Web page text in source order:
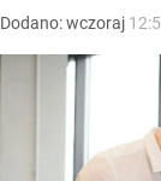
Dodano:wczoraj